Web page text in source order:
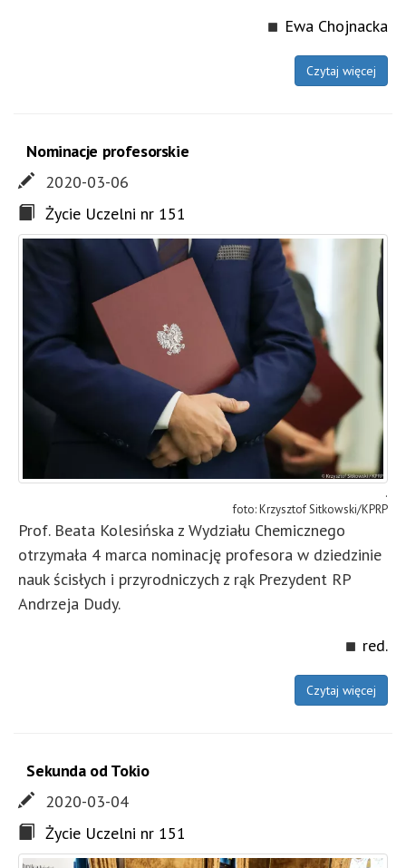
Ewa Chojnacka
Czytaj więcej
Nominacje profesorskie
2020-03-06
Życie Uczelni nr 151
.
Krzysztof Sitkowski/KPRP
Prof. Beata Kolesińska z Wydziału Chemicznego
otrzymała 4 marca nominację profesora w dziedzinie
nauk ścisłych i przyrodniczych z rąk Prezydent RP
Andrzeja Dudy.
red.
Czytaj więcej
Sekunda od Tokio
2020-03-04
Życie Uczelni nr 151